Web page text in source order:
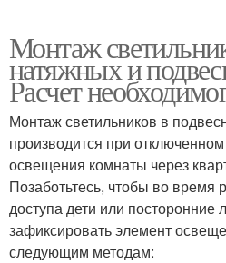
натяжному потолку
Платформа под
светильник
Монтаж
натяжных и
Расчет
Монтаж светильников в
производится при
освещения комнаты через
Позаботьтесь, чтобы во время
доступа дети или посторонние
зафиксировать элемент
следующим методам: